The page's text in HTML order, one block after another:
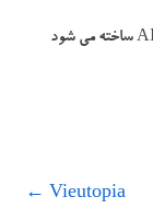
Vieutopia
←